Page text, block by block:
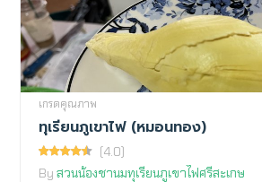
เกรดคุณภาพ
ทุเรียนภูเขาไฟ (หมอนทอง)
(4.0)
By สวนน้องชานมทุเรียนภูเขาไฟศรีสะเกษ